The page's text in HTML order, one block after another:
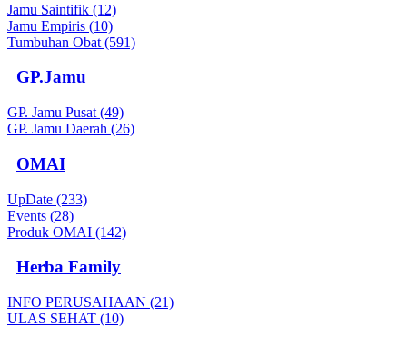
Jamu Saintifik (12)
Jamu Empiris (10)
Tumbuhan Obat (591)
GP.Jamu
GP. Jamu Pusat (49)
GP. Jamu Daerah (26)
OMAI
UpDate (233)
Events (28)
Produk OMAI (142)
Herba Family
INFO PERUSAHAAN (21)
ULAS SEHAT (10)